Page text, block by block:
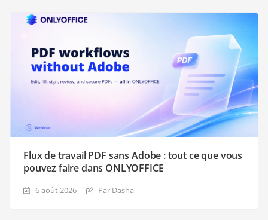
Flux de travail PDF sans Adobe : tout ce que vous
pouvez faire dans ONLYOFFICE
6 août 2026 Par Dasha